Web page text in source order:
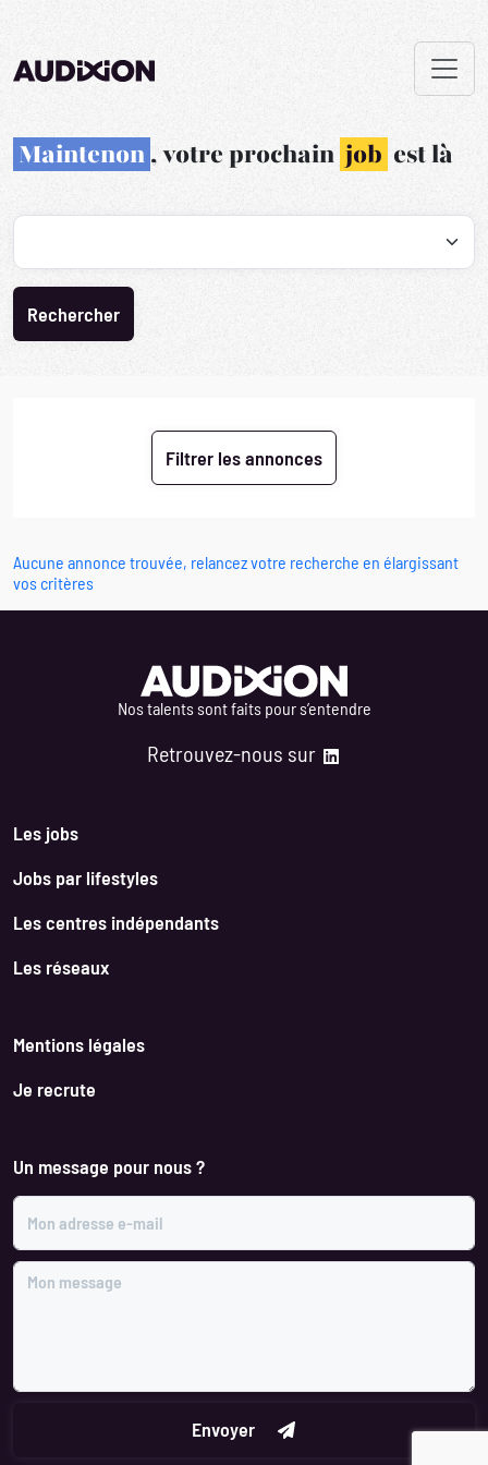
Maintenon, votre prochain job est là
Recherche par profession
Aucune annonce trouvée, relancez votre recherche en élargissant
vos critères
Nos talents sont faits pour s’entendre
Retrouvez-nous sur
Les jobs
Jobs par lifestyles
Les centres indépendants
Les réseaux
Mentions légales
Je recrute
Un message pour nous ?
Mon adresse e-mail
Mon message
Envoyer